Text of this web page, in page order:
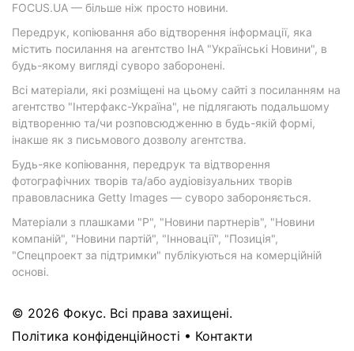
FOCUS.UA — більше ніж просто новини.
Передрук, копіювання або відтворення інформації, яка
містить посилання на агентство ІнА "Українські Новини", в
будь-якому вигляді суворо заборонені.
Всі матеріали, які розміщені на цьому сайті з посиланням на
агентство "Інтерфакс-Україна", не підлягають подальшому
відтворенню та/чи розповсюдженню в будь-якій формі,
інакше як з письмового дозволу агентства.
Будь-яке копіювання, передрук та відтворення
фотографічних творів та/або аудіовізуальних творів
правовласника Getty Images — суворо забороняється.
Матеріали з плашками "Р", "Новини партнерів", "Новини
компаній", "Новини партій", "Інновації", "Позиція",
"Спецпроект за підтримки" публікуються на комерційній
основі.
© 2026 Фокус. Всі права захищені.
Політика конфіденційності • Контакти